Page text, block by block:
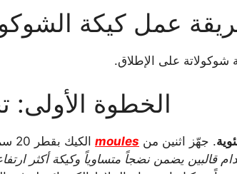
عمل كيكة
شوكولاتة على الإطلاق.
الخطوة
. جهّز اثنين من moules
قالبين يضمن نضجاً متساوياً وكيكة أكثر